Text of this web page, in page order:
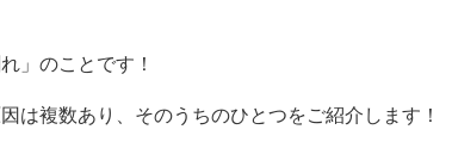
」のことです！
は複数あり、そのうちのひとつをご紹介します！